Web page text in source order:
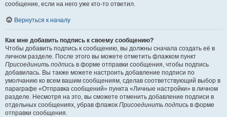
сообщение, если на него уже кто-то ответил.
Вернуться к началу
Как мне добавить подпись к своему сообщению?
Чтобы добавить подпись к сообщению, вы должны сначала создать её в
личном разделе. После этого вы можете отметить флажком пункт
Присоединить подпись в форме отправки сообщения, чтобы подпись
добавилась. Вы также можете настроить добавление подписи по
умолчанию ко всем вашим сообщениям, сделав соответствующий выбор в
параграфе «Отправка сообщений» пункта «Личные настройки» в личном
разделе. Несмотря на это, вы сможете отменить добавление подписи в
отдельных сообщениях, убрав флажок Присоединить подпись в форме
отправки сообщения.